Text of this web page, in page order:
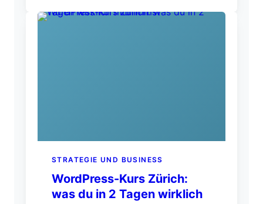
STRATEGIE UND BUSINESS
WordPress-Kurs Zürich:
was du in 2 Tagen wirklich